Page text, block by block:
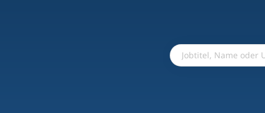
Jobtitel,
Name